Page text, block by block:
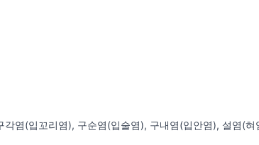
염(입꼬리염), 구순염(입술염), 구내염(입안염), 설염(혀